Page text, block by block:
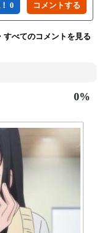
0
すべてのコメントを見る
0%